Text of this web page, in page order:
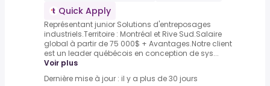
Quick Apply
Représentant junior Solutions d'entreposages
industriels.Territoire : Montréal et Rive Sud.Salaire
global à partir de 75 000$ + Avantages.Notre client
est un leader québécois en conception de sys...
Voir plus
Dernière mise à jour : il y a plus de 30 jours